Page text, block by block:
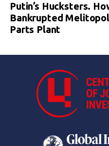
Putin’s Hucksters.
Bankrupted
Parts Plant